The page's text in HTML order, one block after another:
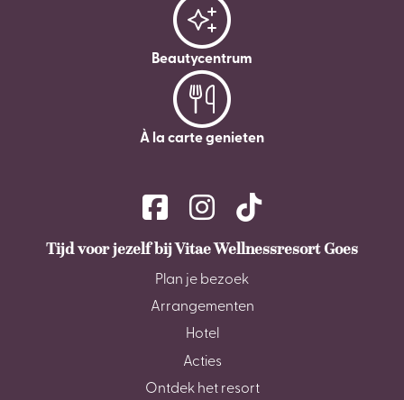
Beautycentrum
À la carte genieten
Tijd voor jezelf bij Vitae Wellnessresort Goes
Plan je bezoek
Arrangementen
Hotel
Acties
Ontdek het resort